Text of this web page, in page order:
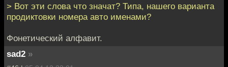
> Вот эти слова что значат? Типа, нашего варианта
продиктовки номера авто именами?
Фонетический алфавит.
sad2 »